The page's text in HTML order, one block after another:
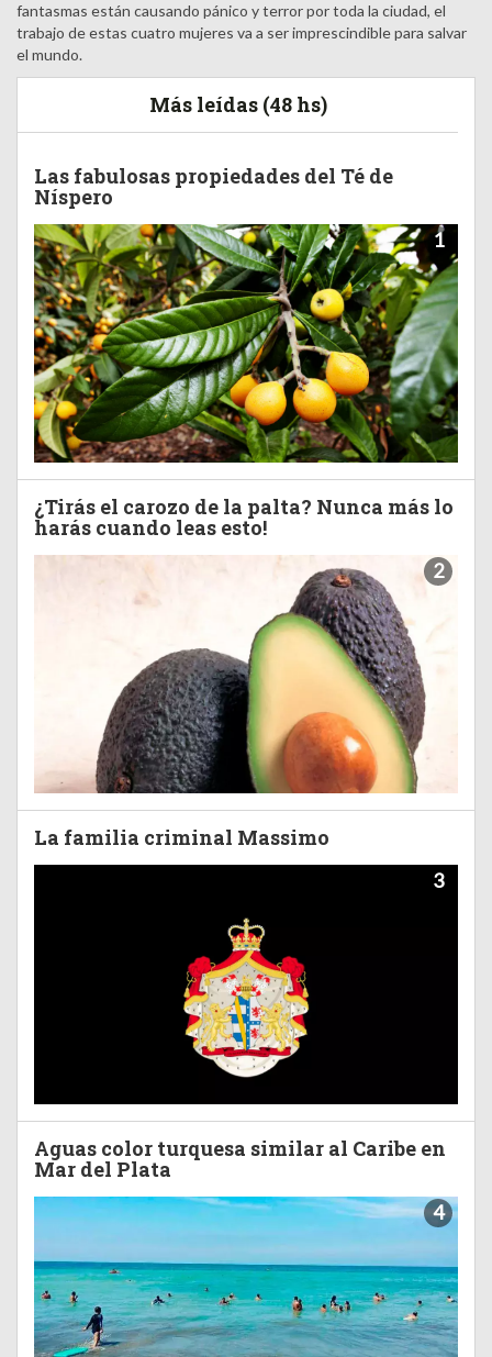
fantasmas están causando pánico y terror por toda la ciudad, el
trabajo de estas cuatro mujeres va a ser imprescindible para salvar
el mundo.
Más leídas (48 hs)
Las fabulosas propiedades del Té de
Níspero
1
¿Tirás el carozo de la palta? Nunca más lo
harás cuando leas esto!
2
La familia criminal Massimo
3
Aguas color turquesa similar al Caribe en
Mar del Plata
4